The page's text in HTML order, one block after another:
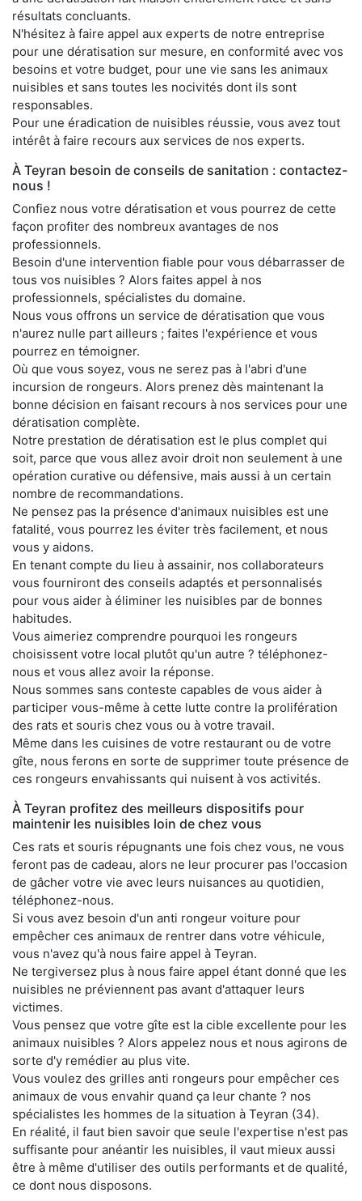
résultats concluants.
N'hésitez à faire appel aux experts de notre entreprise
pour une dératisation sur mesure, en conformité avec vos
besoins et votre budget, pour une vie sans les animaux
nuisibles et sans toutes les nocivités dont ils sont
responsables.
Pour une éradication de nuisibles réussie, vous avez tout
intérêt à faire recours aux services de nos experts.
À Teyran besoin de conseils de sanitation : contactez-
nous !
Confiez nous votre dératisation et vous pourrez de cette
façon profiter des nombreux avantages de nos
professionnels.
Besoin d'une intervention fiable pour vous débarrasser de
tous vos nuisibles ? Alors faites appel à nos
professionnels, spécialistes du domaine.
Nous vous offrons un service de dératisation que vous
n'aurez nulle part ailleurs ; faites l'expérience et vous
pourrez en témoigner.
Où que vous soyez, vous ne serez pas à l'abri d'une
incursion de rongeurs. Alors prenez dès maintenant la
bonne décision en faisant recours à nos services pour une
dératisation complète.
Notre prestation de dératisation est le plus complet qui
soit, parce que vous allez avoir droit non seulement à une
opération curative ou défensive, mais aussi à un certain
nombre de recommandations.
Ne pensez pas la présence d'animaux nuisibles est une
fatalité, vous pourrez les éviter très facilement, et nous
vous y aidons.
En tenant compte du lieu à assainir, nos collaborateurs
vous fourniront des conseils adaptés et personnalisés
pour vous aider à éliminer les nuisibles par de bonnes
habitudes.
Vous aimeriez comprendre pourquoi les rongeurs
choisissent votre local plutôt qu'un autre ? téléphonez-
nous et vous allez avoir la réponse.
Nous sommes sans conteste capables de vous aider à
participer vous-même à cette lutte contre la prolifération
des rats et souris chez vous ou à votre travail.
Même dans les cuisines de votre restaurant ou de votre
gîte, nous ferons en sorte de supprimer toute présence de
ces rongeurs envahissants qui nuisent à vos activités.
À Teyran profitez des meilleurs dispositifs pour
maintenir les nuisibles loin de chez vous
Ces rats et souris répugnants une fois chez vous, ne vous
feront pas de cadeau, alors ne leur procurer pas l'occasion
de gâcher votre vie avec leurs nuisances au quotidien,
téléphonez-nous.
Si vous avez besoin d'un anti rongeur voiture pour
empêcher ces animaux de rentrer dans votre véhicule,
vous n'avez qu'à nous faire appel à Teyran.
Ne tergiversez plus à nous faire appel étant donné que les
nuisibles ne préviennent pas avant d'attaquer leurs
victimes.
Vous pensez que votre gîte est la cible excellente pour les
animaux nuisibles ? Alors appelez nous et nous agirons de
sorte d'y remédier au plus vite.
Vous voulez des grilles anti rongeurs pour empêcher ces
animaux de vous envahir quand ça leur chante ? nos
spécialistes les hommes de la situation à Teyran (34).
En réalité, il faut bien savoir que seule l'expertise n'est pas
suffisante pour anéantir les nuisibles, il vaut mieux aussi
être à même d'utiliser des outils performants et de qualité,
ce dont nous disposons.